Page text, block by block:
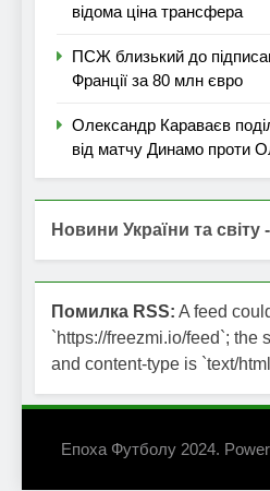
відома ціна трансфера
ПСЖ близький до
Франції за 80 млн євро
Олександр Караваєв
від матчу Динамо проти
Новини України та світу
Помилка RSS: A feed
`https://freezmi.io/feed`; the
and content-type is `text/
Епоха Футболу 2024.